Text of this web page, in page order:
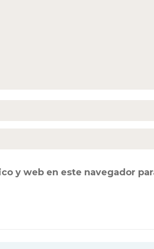
y web en este navegador